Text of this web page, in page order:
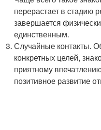
перерастает в стадию
завершается
единственным.
Случайные контакты.
конкретных целей,
приятному
позитивное развитие